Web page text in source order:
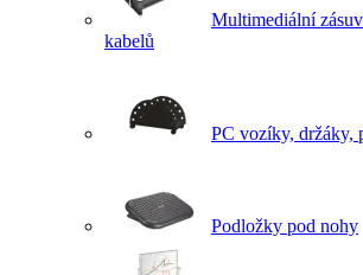
Multimediální
kabelů
PC vozíky, držáky,
Podložky pod nohy